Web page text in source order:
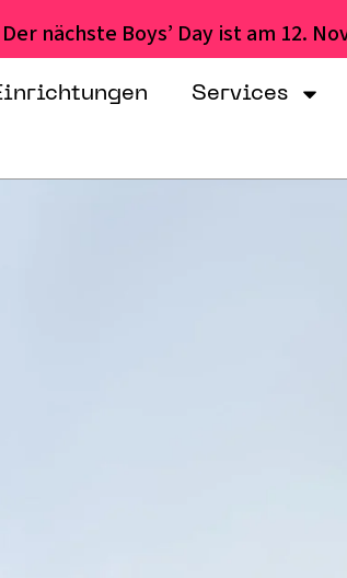
Der nächste Boys’ Day ist am 12.
Services